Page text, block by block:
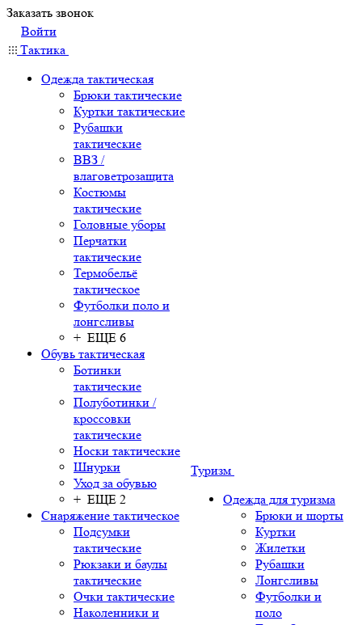
Заказать звонок
Войти
Тактика
Одежда тактическая
Брюки тактические
Куртки тактические
Рубашки
тактические
ВВЗ /
влаговетрозащита
Костюмы
тактические
Головные уборы
Перчатки
тактические
Термобельё
тактическое
Футболки поло и
лонгсливы
+ ЕЩЕ 6
Обувь тактическая
Ботинки
тактические
Полуботинки /
кроссовки
тактические
Носки тактические
Шнурки
Уход за обувью
+ ЕЩЕ 2
Снаряжение тактическое
Подсумки
тактические
Рюкзаки и баулы
тактические
Очки тактические
Наколенники и
Туризм
Одежда для туризма
Брюки и шорты
Куртки
Жилетки
Рубашки
Лонгсливы
Футболки и
поло